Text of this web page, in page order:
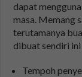
dapat
masa. Memang
terutamanya
dibuat sendiri
Tempoh